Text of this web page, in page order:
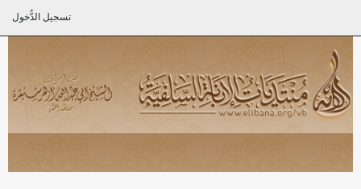
تسجيل الدُّخول